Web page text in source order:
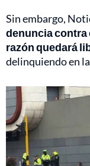
Sin embargo,
denuncia contra
razón quedará
delinquiendo en